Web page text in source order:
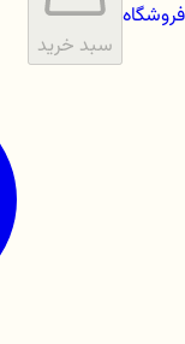
فروشگاه
سبد خرید